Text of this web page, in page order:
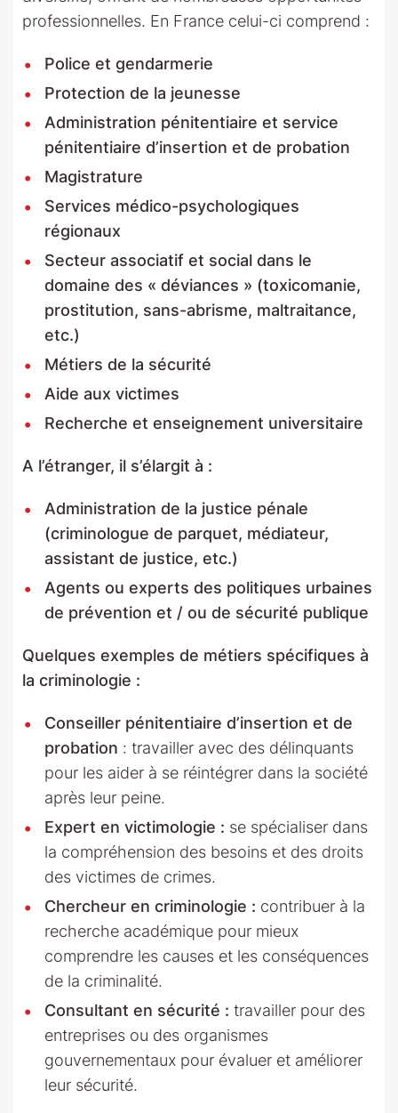
professionnelles. En France celui-ci comprend :
Police et gendarmerie
Protection de la jeunesse
Administration pénitentiaire et service
pénitentiaire d’insertion et de probation
Magistrature
Services médico-psychologiques
régionaux
Secteur associatif et social dans le
domaine des « déviances » (toxicomanie,
prostitution, sans-abrisme, maltraitance,
etc.)
Métiers de la sécurité
Aide aux victimes
Recherche et enseignement universitaire
A l’étranger, il s’élargit à :
Administration de la justice pénale
(criminologue de parquet, médiateur,
assistant de justice, etc.)
Agents ou experts des politiques urbaines
de prévention et / ou de sécurité publique
Quelques exemples de métiers spécifiques à
la criminologie :
Conseiller pénitentiaire d’insertion et de
probation : travailler avec des délinquants
pour les aider à se réintégrer dans la société
après leur peine.
Expert en victimologie : se spécialiser dans
la compréhension des besoins et des droits
des victimes de crimes.
Chercheur en criminologie : contribuer à la
recherche académique pour mieux
comprendre les causes et les conséquences
de la criminalité.
Consultant en sécurité : travailler pour des
entreprises ou des organismes
gouvernementaux pour évaluer et améliorer
leur sécurité.